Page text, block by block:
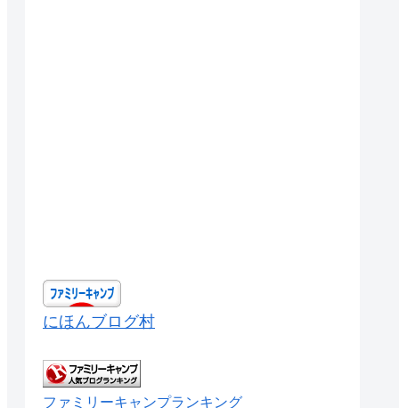
にほんブログ村
ファミリーキャンプランキング